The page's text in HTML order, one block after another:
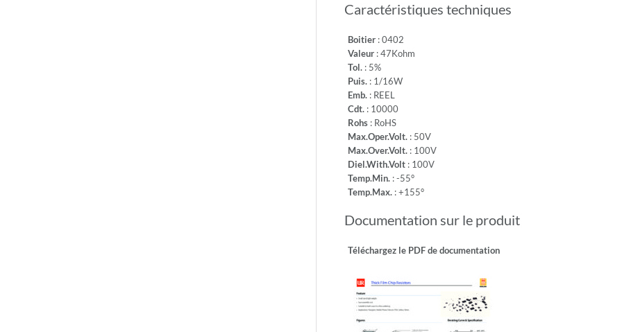
Caractéristiques techniques
Boitier : 0402
Valeur : 47Kohm
Tol. : 5%
Puis. : 1/16W
Emb. : REEL
Cdt. : 10000
Rohs : RoHS
Max.Oper.Volt. : 50V
Max.Over.Volt. : 100V
Diel.With.Volt : 100V
Temp.Min. : -55°
Temp.Max. : +155°
Documentation sur le produit
Téléchargez le PDF de documentation